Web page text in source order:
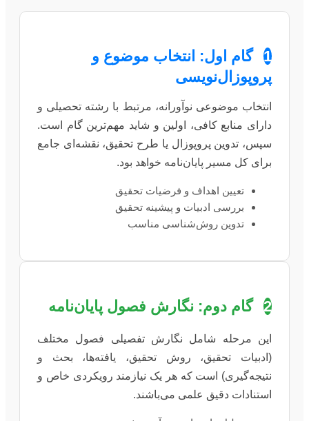
1 گام اول: انتخاب موضوع و
پروپوزال‌نویسی
انتخاب موضوعی نوآورانه، مرتبط با رشته تحصیلی و
دارای منابع کافی، اولین و شاید مهم‌ترین گام است.
سپس، تدوین پروپوزال یا طرح تحقیق، نقشه‌ای جامع
برای کل مسیر پایان‌نامه خواهد بود.
تعیین اهداف و فرضیات تحقیق
بررسی ادبیات و پیشینه تحقیق
تدوین روش‌شناسی مناسب
2 گام دوم: نگارش فصول پایان‌نامه
این مرحله شامل نگارش تفصیلی فصول مختلف
(ادبیات تحقیق، روش تحقیق، یافته‌ها، بحث و
نتیجه‌گیری) است که هر یک نیازمند رویکردی خاص و
استنادات دقیق علمی می‌باشند.